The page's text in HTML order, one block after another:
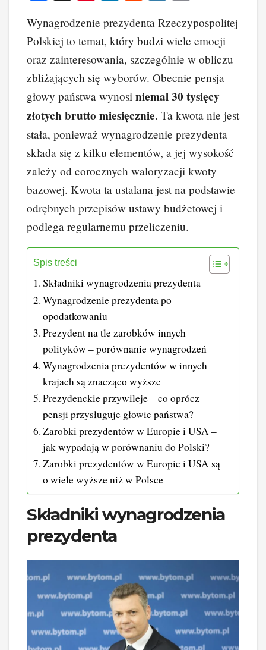
c
e
b
o
o
k
er
e
st
k
e
dI
n
d
di
t
o
p
p
y
Li
n
k
Wynagrodzenie prezydenta Rzeczypospolitej
Polskiej to temat, który budzi wiele emocji
oraz zainteresowania, szczególnie w obliczu
zbliżających się wyborów. Obecnie pensja
głowy państwa wynosi niemal 30 tysięcy
złotych brutto miesięcznie. Ta kwota nie jest
stała, ponieważ wynagrodzenie prezydenta
składa się z kilku elementów, a jej wysokość
zależy od corocznych waloryzacji kwoty
bazowej. Kwota ta ustalana jest na podstawie
odrębnych przepisów ustawy budżetowej i
podlega regularnemu przeliczeniu.
Spis treści
Składniki wynagrodzenia prezydenta
Wynagrodzenie prezydenta po
opodatkowaniu
Prezydent na tle zarobków innych
polityków – porównanie wynagrodzeń
Wynagrodzenia prezydentów w innych
krajach są znacząco wyższe
Prezydenckie przywileje – co oprócz
pensji przysługuje głowie państwa?
Zarobki prezydentów w Europie i USA –
jak wypadają w porównaniu do Polski?
Zarobki prezydentów w Europie i USA są
o wiele wyższe niż w Polsce
Składniki wynagrodzenia
prezydenta